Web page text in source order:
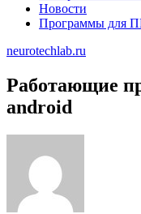
Новости
Программы для
neurotechlab.ru
Работающие
android